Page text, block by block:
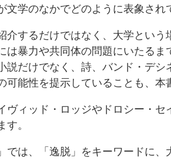
学のなかでどのように表象され
するだけではなく、大学とい
は暴力や共同体の問題にいたる
だけでなく、詩、バンド・デ
能性を提示していることも、本
ィッド・ロッジやドロシー・セ
。
は、「逸脱」をキーワードに